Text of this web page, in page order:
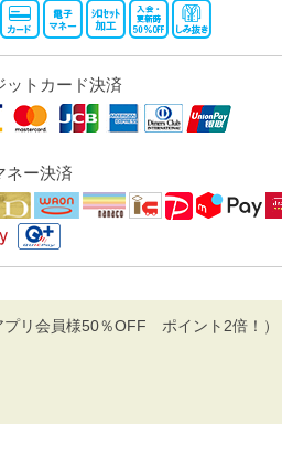
ットカード決済
ネー決済
リ会員様50％OFF ポイント2倍！）